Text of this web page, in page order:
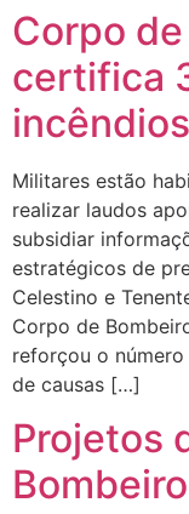
Corpo
certifica
Militares estão
realizar laudos
subsidiar
estratégicos de
Celestino e
Corpo de
reforçou o
de causas […]
Projetos